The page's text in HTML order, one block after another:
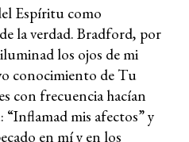
Espíritu como
la verdad. Bradford, por
los ojos de mi
conocimiento de Tu
con frecuencia hacían
mis afectos” y
en mí y en los